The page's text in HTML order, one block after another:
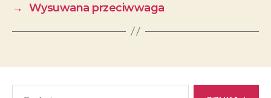
→ Wysuwana przeciwwaga